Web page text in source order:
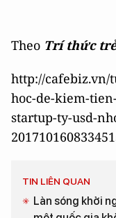
Theo Trí thức trẻ
http://cafebiz.vn/
hoc-de-kiem-
startup-ty-usd-
TIN LIÊN QUAN
Làn sóng khởi